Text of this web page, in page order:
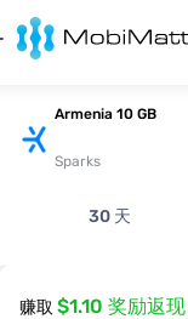
Armenia 10 GB
Sparks
30 天
赚取 $1.10 奖励返现